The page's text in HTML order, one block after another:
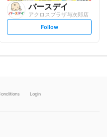
バースデイ
アクロスプラザ与次郎店
s
t
Follow
Login